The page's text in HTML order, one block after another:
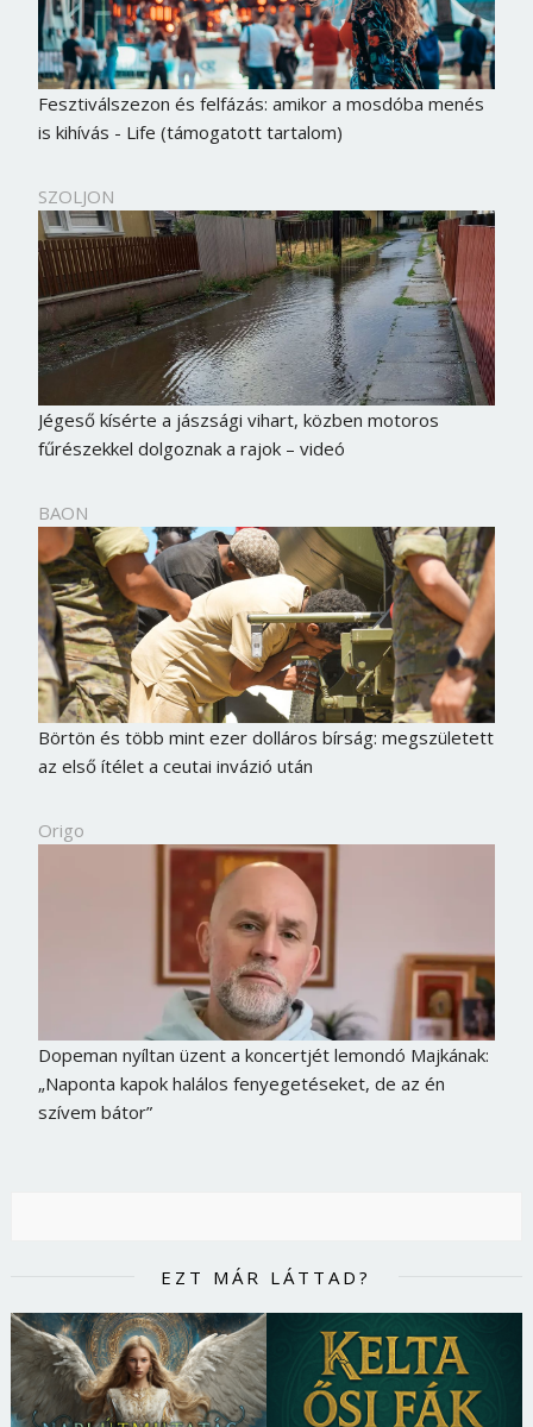
Fesztiválszezon és felfázás: amikor a mosdóba menés
is kihívás - Life (támogatott tartalom)
SZOLJON
Jégeső kísérte a jászsági vihart, közben motoros
fűrészekkel dolgoznak a rajok – videó
BAON
Börtön és több mint ezer dolláros bírság: megszületett
az első ítélet a ceutai invázió után
Origo
Dopeman nyíltan üzent a koncertjét lemondó Majkának:
„Naponta kapok halálos fenyegetéseket, de az én
szívem bátor”
EZT MÁR LÁTTAD?